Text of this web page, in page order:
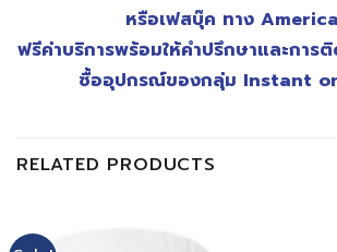
หรือเฟสบุ๊ค ทาง
ฟรีค่าบริการพร้อมให้คำปรึกษาและการ
ซื้ออุปกรณ์ของกลุ่ม Instant
RELATED PRODUCTS